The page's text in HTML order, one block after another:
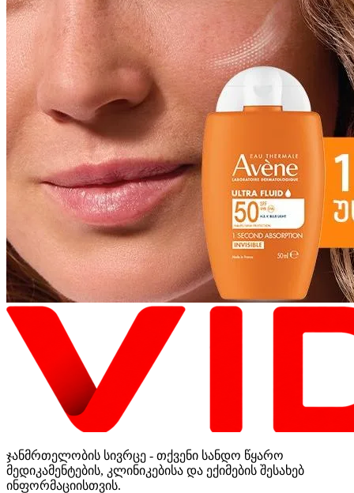
ჯანმრთელობის სივრცე - თქვენი სანდო წყარო
მედიკამენტების, კლინიკებისა და ექიმების შესახებ
ინფორმაციისთვის.